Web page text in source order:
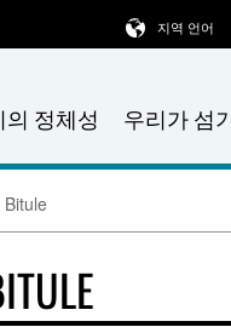
의 정체성 우리가 섬
지역 언어